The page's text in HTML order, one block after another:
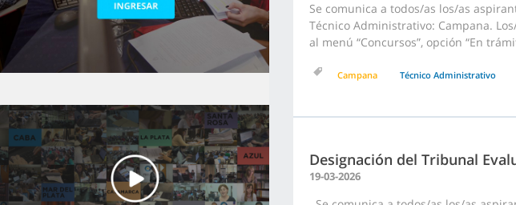
Se comunica a todos/as los/as
Técnico Administrativo: Campana.
al menú “Concursos”, opción “En
Campana Técnico Administrativo
Designación del Tribunal
19-03-2026